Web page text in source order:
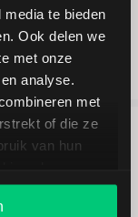
te bieden
Ook delen we
met onze
analyse.
met
of die ze
van hun